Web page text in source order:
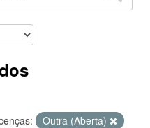
Outra (Aberta)